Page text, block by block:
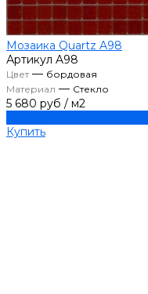
Мозаика Quartz A98
Артикул A98
Цвет— бордовая
Материал — Стекло
5 680 руб / м2
Купить